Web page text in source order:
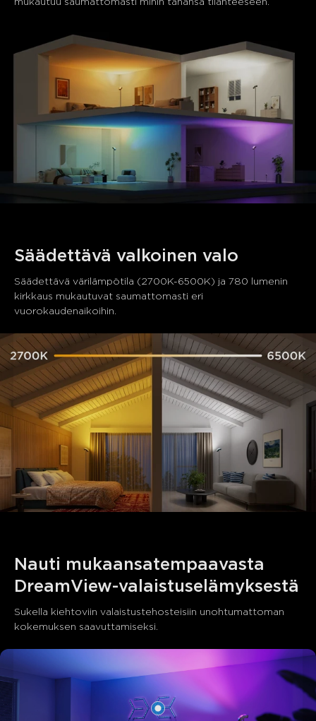
Säädettävä valkoinen valo
Säädettävä värilämpötila (2700K-6500K) ja 780 lumenin
kirkkaus mukautuvat saumattomasti eri
vuorokaudenaikoihin.
Nauti mukaansatempaavasta
DreamView-valaistuselämyksestä
Sukella kiehtoviin valaistustehosteisiin unohtumattoman
kokemuksen saavuttamiseksi.